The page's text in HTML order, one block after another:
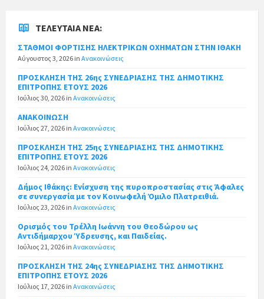
ΤΕΛΕΥΤΑΊΑ ΝΈΑ:
ΣΤΑΘΜΟΙ ΦΟΡΤΙΣΗΣ ΗΛΕΚΤΡΙΚΩΝ ΟΧΗΜΑΤΩΝ ΣΤΗΝ ΙΘΑΚΗ
Αύγουστος 3, 2026 in Ανακοινώσεις
ΠΡΟΣΚΛΗΣΗ ΤΗΣ 26ης ΣΥΝΕΔΡΙΑΣΗΣ ΤΗΣ ΔΗΜΟΤΙΚΗΣ
ΕΠΙΤΡΟΠΗΣ ΕΤΟΥΣ 2026
Ιούλιος 30, 2026 in Ανακοινώσεις
ΑΝΑΚΟΙΝΩΣΗ
Ιούλιος 27, 2026 in Ανακοινώσεις
ΠΡΟΣΚΛΗΣΗ ΤΗΣ 25ης ΣΥΝΕΔΡΙΑΣΗΣ ΤΗΣ ΔΗΜΟΤΙΚΗΣ
ΕΠΙΤΡΟΠΗΣ ΕΤΟΥΣ 2026
Ιούλιος 24, 2026 in Ανακοινώσεις
Δήμος Ιθάκης: Ενίσχυση της πυροπροστασίας στις Άφαλες
σε συνεργασία με τον Κοινωφελή Όμιλο Πλατρειθιά.
Ιούλιος 23, 2026 in Ανακοινώσεις
Ορισμός του Τρέλλη Ιωάννη του Θεοδώρου ως
Αντιδήμαρχου Ύδρευσης, και Παιδείας.
Ιούλιος 21, 2026 in Ανακοινώσεις
ΠΡΟΣΚΛΗΣΗ ΤΗΣ 24ης ΣΥΝΕΔΡΙΑΣΗΣ ΤΗΣ ΔΗΜΟΤΙΚΗΣ
ΕΠΙΤΡΟΠΗΣ ΕΤΟΥΣ 2026
Ιούλιος 17, 2026 in Ανακοινώσεις